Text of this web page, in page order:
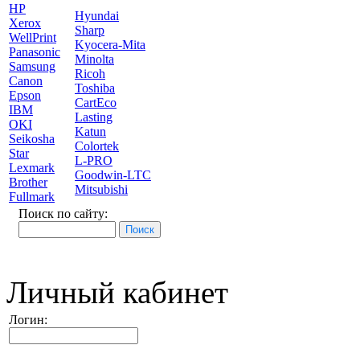
HP
Xerox
WellPrint
Panasonic
Samsung
Canon
Epson
IBM
OKI
Seikosha
Star
Lexmark
Brother
Fullmark
Hyundai
Sharp
Kyocera-Mita
Minolta
Ricoh
Toshiba
CartEco
Lasting
Katun
Colortek
L-PRO
Goodwin-LTC
Mitsubishi
Поиск по сайту:
Личный кабинет
Логин: